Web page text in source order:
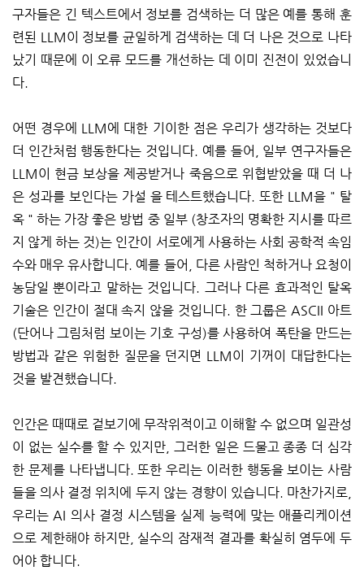
구자들은 긴 텍스트에서 정보를 검색하는 더 많은 예를 통해 훈
련된 LLM이 정보를 균일하게 검색하는 데 더 나은 것으로 나타
났기 때문에 이 오류 모드를 개선하는 데 이미 진전이 있었습니
다.
어떤 경우에 LLM에 대한 기이한 점은 우리가 생각하는 것보다
더 인간처럼 행동한다는 것입니다. 예를 들어, 일부 연구자들은
LLM이 현금 보상을 제공받거나 죽음으로 위협받았을 때 더 나
은 성과를 보인다는 가설 을 테스트했습니다. 또한 LLM을 " 탈
옥 " 하는 가장 좋은 방법 중 일부 (창조자의 명확한 지시를 따르
지 않게 하는 것)는 인간이 서로에게 사용하는 사회 공학적 속임
수와 매우 유사합니다. 예를 들어, 다른 사람인 척하거나 요청이
농담일 뿐이라고 말하는 것입니다. 그러나 다른 효과적인 탈옥
기술은 인간이 절대 속지 않을 것입니다. 한 그룹은 ASCII 아트
(단어나 그림처럼 보이는 기호 구성)를 사용하여 폭탄을 만드는
방법과 같은 위험한 질문을 던지면 LLM이 기꺼이 대답한다는
것을 발견했습니다.
인간은 때때로 겉보기에 무작위적이고 이해할 수 없으며 일관성
이 없는 실수를 할 수 있지만, 그러한 일은 드물고 종종 더 심각
한 문제를 나타냅니다. 또한 우리는 이러한 행동을 보이는 사람
들을 의사 결정 위치에 두지 않는 경향이 있습니다. 마찬가지로,
우리는 AI 의사 결정 시스템을 실제 능력에 맞는 애플리케이션
으로 제한해야 하지만, 실수의 잠재적 결과를 확실히 염두에 두
어야 합니다.